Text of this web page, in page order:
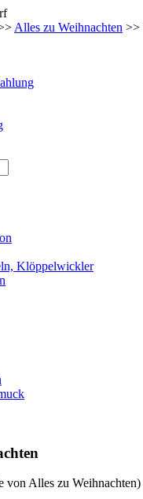
Alles zu Weihnachten >>
Klöppelwickler
von Alles zu Weihnachten)